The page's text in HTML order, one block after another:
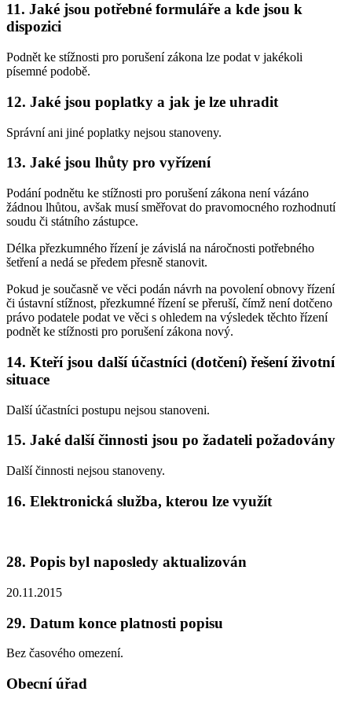
11. Jaké jsou potřebné formuláře a kde jsou k
dispozici
Podnět ke stížnosti pro porušení zákona lze podat v jakékoli
písemné podobě.
12. Jaké jsou poplatky a jak je lze uhradit
Správní ani jiné poplatky nejsou stanoveny.
13. Jaké jsou lhůty pro vyřízení
Podání podnětu ke stížnosti pro porušení zákona není vázáno
žádnou lhůtou, avšak musí směřovat do pravomocného rozhodnutí
soudu či státního zástupce.
Délka přezkumného řízení je závislá na náročnosti potřebného
šetření a nedá se předem přesně stanovit.
Pokud je současně ve věci podán návrh na povolení obnovy řízení
či ústavní stížnost, přezkumné řízení se přeruší, čímž není dotčeno
právo podatele podat ve věci s ohledem na výsledek těchto řízení
podnět ke stížnosti pro porušení zákona nový.
14. Kteří jsou další účastníci (dotčení) řešení životní
situace
Další účastníci postupu nejsou stanoveni.
15. Jaké další činnosti jsou po žadateli požadovány
Další činnosti nejsou stanoveny.
16. Elektronická služba, kterou lze využít
28. Popis byl naposledy aktualizován
20.11.2015
29. Datum konce platnosti popisu
Bez časového omezení.
Obecní úřad